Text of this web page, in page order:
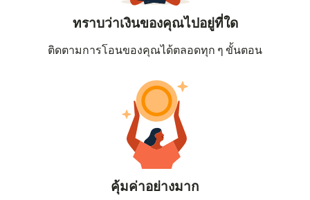
ทราบว่าเงินของคุณไปอยู่ที่ใด
ติดตามการโอนของคุณได้ตลอดทุก ๆ ขั้นตอน
คุ้มค่าอย่างมาก